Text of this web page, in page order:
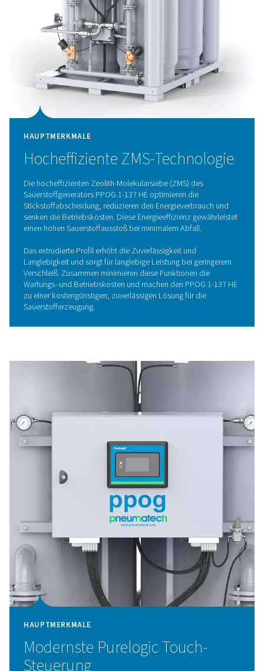
Druckwechseladsorption
Der Sauerstoffgenerator PPOG 1-137 HE nutzt die
Druckwechseladsorptionstechnologie (PSA), um
Sauerstoff mit außergewöhnlicher Effizienz zu
der Atmosphäre getrennt wird, wobei die
Adsorptionseigenschaften von Gasmolekülen
unterschiedlichen Drücken genutzt werden. Die
strömt durch Behälter, die mit Zeolith-
gefüllt sind, die selektiv Stickstoff und andere
aufnehmen, sodass nur gereinigter Sauerstoff
kann. Durch das Wechseln zwischen Hoch- und
stabile und zuverlässige Sauerstoffversorgung
Hocheffiziente ZMS-